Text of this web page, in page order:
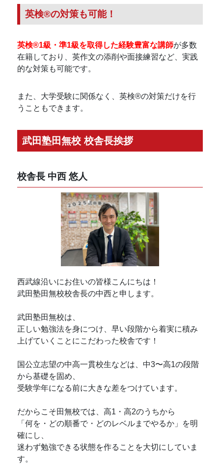
英検®の対策も可能！
英検®1級・準1級を取得した経験豊富な講師が多数
在籍しており、英作文の添削や面接練習など、実践
的な対策も可能です。
また、大学受験に関係なく、英検®の対策だけを行
うこともできます。
武田塾田無校 校舎長挨拶
校舎長 中西 悠人
西武線沿いにお住いの皆様こんにちは！
武田塾田無校校舎長の中西と申します。
武田塾田無校は、
正しい勉強法を身につけ、早い段階から着実に積み
上げていくことにこだわった校舎です！
国公立志望の中高一貫校生などは、中3〜高1の段階
から基礎を固め、
受験学年になる前に大きな差をつけています。
だからこそ田無校では、高1・高2のうちから
「何を・どの順番で・どのレベルまでやるか」を明
確にし、
迷わず勉強できる状態を作ることを大切にしていま
す。